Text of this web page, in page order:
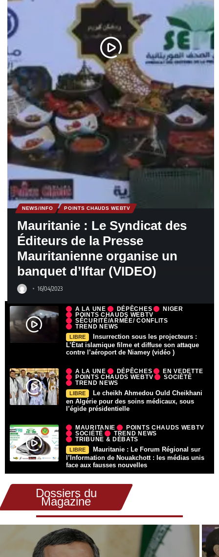
NEWS/INFO POINTS CHAUDS WEBTV
Mauritanie : Le Syndicat des
Éditeurs de la Presse
Mauritanienne organise un
banquet d’Iftar (VIDEO)
16/04/2023
A LA UNE DÉPÊCHES
NIGER
POINTS CHAUDS WEBTV
SÉCURITÉ/ARMÉE/ CONFLITS
TREND NEWS
LIBRE
Insurrection sous les projecteurs :
L’État islamique filme et diffuse son attaque
contre l’aéroport de Niamey (vidéo )
A LA UNE DÉPÊCHES
EN VEDETTE
POINTS CHAUDS WEBTV
SOCIÉTÉ
TREND NEWS
LIBRE
Le cheikh Ahmedou Ould Cheikhani
en Algérie pour des soins médicaux, sous
l’égide présidentielle
MAURITANIE
POINTS CHAUDS WEBTV
SOCIÉTÉ
TREND NEWS
TRIBUNE & DÉBATS
LIBRE
Mauritanie : Le Forum Régional sur
l’Information de Nouakchott : les médias unis
face aux fausses nouvelles
Dossiers du
Magazine